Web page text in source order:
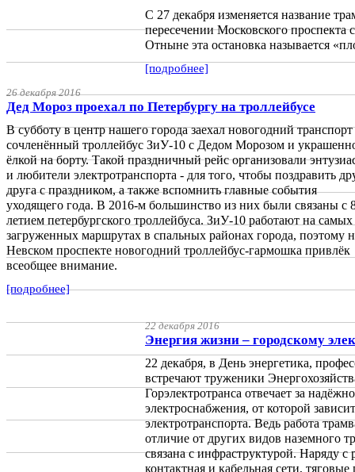
С 27 декабря изменяется название
пересечении Московского
Отныне эта остановка называется
[подробнее]
26 декабря 2016
Дед Мороз проехал по Петербургу на троллейбусе
В субботу в центр нашего города заехал новогодний транспорт
сочленённый троллейбус ЗиУ-10 с Дедом Морозом и
ёлкой на борту. Такой праздничный рейс организовали
и любители электротранспорта - для того, чтобы поздравить
друга с праздником, а также вспомнить главные события
уходящего года. В 2016-м большинство из них были связаны с
летием петербургского троллейбуса. ЗиУ-10 работают на самых
загруженных маршрутах в спальных районах города, поэтому
Невском проспекте новогодний троллейбус-гармошка привлёк
всеобщее внимание.
[подробнее]
22 декабря 2016
Энергия жизни – городскому
22 декабря, в День энергетика,
встречают труженики
Горэлектротранса отвечает за
электроснабжения, от которой
электротранспорта. Ведь работа
отличие от других видов наземного
связана с инфраструктурой. Наряду с
контактная и кабельная сети,